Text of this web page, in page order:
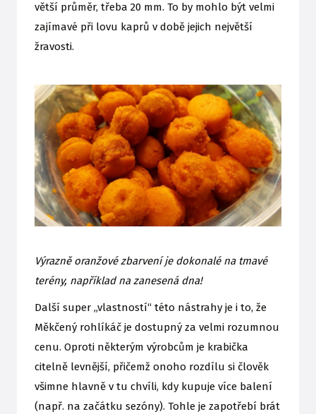
větší průměr, třeba 20 mm. To by mohlo být velmi
zajímavé při lovu kaprů v době jejich největší
žravosti.
Výrazně oranžové zbarvení je dokonalé na tmavé
terény, například na zanesená dna!
Další super „vlastností“ této nástrahy je i to, že
Měkčený rohlíkáč je dostupný za velmi rozumnou
cenu. Oproti některým výrobcům je krabička
citelně levnější, přičemž onoho rozdílu si člověk
všimne hlavně v tu chvíli, kdy kupuje více balení
(např. na začátku sezóny). Tohle je zapotřebí brát